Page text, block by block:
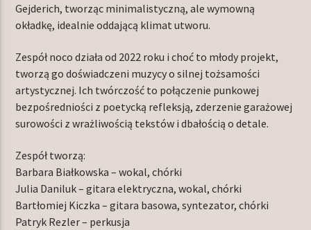
Gejderich, tworząc minimalistyczną, ale wymowną
okładkę, idealnie oddającą klimat utworu.
Zespół noco działa od 2022 roku i choć to młody projekt,
tworzą go doświadczeni muzycy o silnej tożsamości
artystycznej. Ich twórczość to połączenie punkowej
bezpośredniości z poetycką refleksją, zderzenie garażowej
surowości z wrażliwością tekstów i dbałością o detale.
Zespół tworzą:
Barbara Białkowska – wokal, chórki
Julia Daniluk – gitara elektryczna, wokal, chórki
Bartłomiej Kiczka – gitara basowa, syntezator, chórki
Patryk Rezler – perkusja